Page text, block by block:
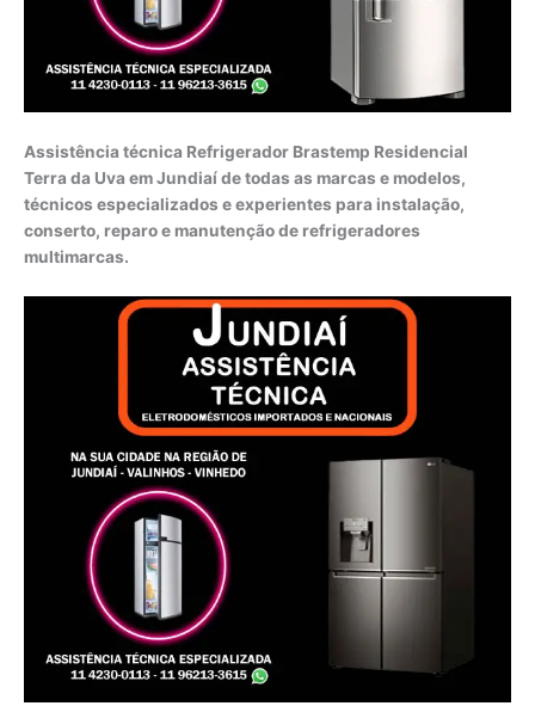
Assistência técnica Refrigerador Brastemp Residencial
Terra da Uva em Jundiaí de todas as marcas e modelos,
técnicos especializados e experientes para instalação,
conserto, reparo e manutenção de refrigeradores
multimarcas.